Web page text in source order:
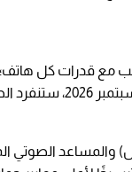
مع قدرات كل
الهواتف المدعومة بالأمان والاستقرار
والمساعد الصوتي